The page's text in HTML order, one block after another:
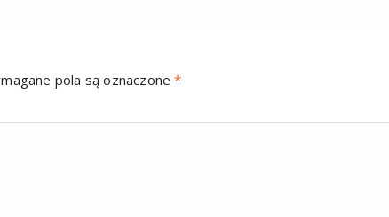
pola są oznaczone*